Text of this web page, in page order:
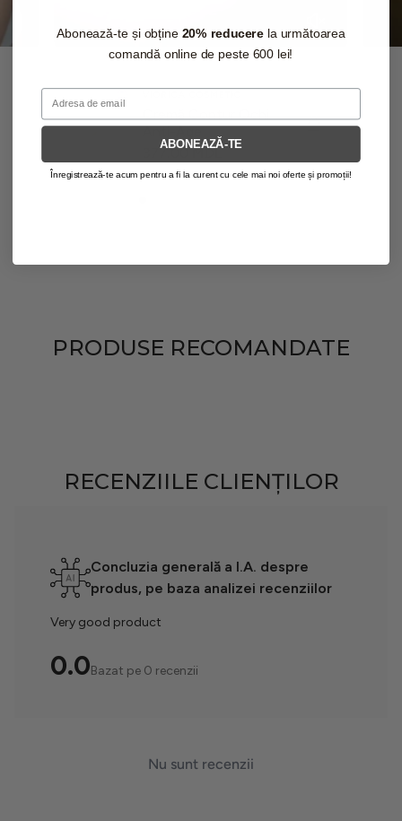
Cremă Contur Ochi
Anti-Age
R
E
377.00 MDL
PRODUSE RECOMANDATE
RECENZIILE CLIENȚILOR
Concluzia generală a I.A. despre
produs, pe baza analizei recenziilor
Very good product
0.0Bazat pe 0 recenzii
Nu sunt recenzii
Abonează-te și obține 20% reducerela următoarea
comandă online de peste 600 lei!
Email
ABONEAZĂ-TE
Înregistrează-te acum pentru a fi la curent cu cele mai noi oferte și promoții!